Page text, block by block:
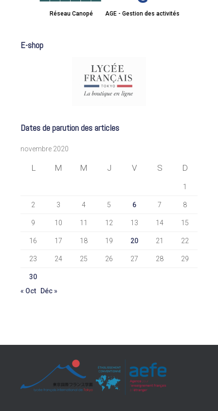
Réseau Canopé AGE - Gestion des activités
E-shop
Dates de parution des articles
novembre 2020
L M M J V S D
1
2 3 4 5 6 7 8
9 10 11 12 13 14 15
16 17 18 19 20 21 22
23 24 25 26 27 28 29
30
« Oct
Déc »